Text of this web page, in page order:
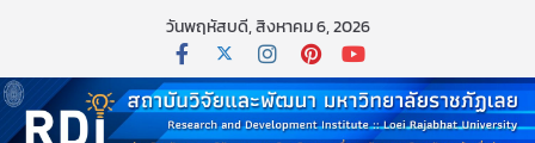
วันพฤหัสบดี, สิงหาคม 6, 2026